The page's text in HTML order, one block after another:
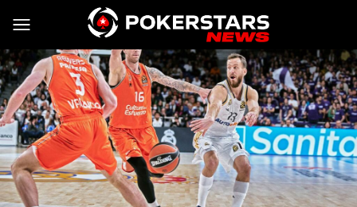
Vai al contenuto